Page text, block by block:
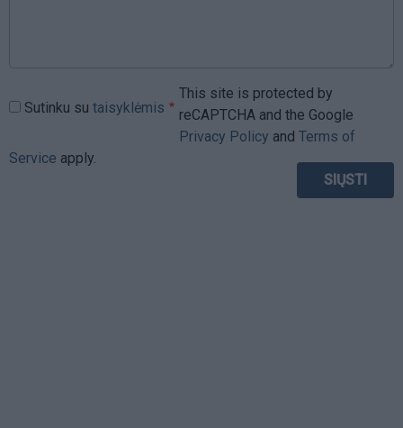
Sutinku su taisyklėmis
This site is protected by
reCAPTCHA and the Google
Privacy Policy and Terms of
Service apply.